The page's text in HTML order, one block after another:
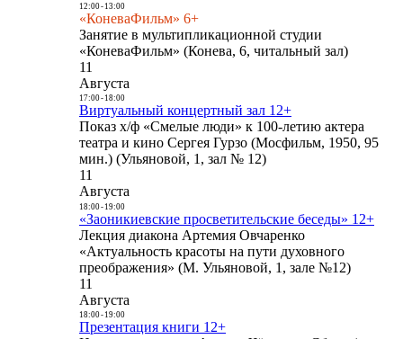
12:00- 13:00
«КоневаФильм» 6+
Занятие в мультипликационной студии
«КоневаФильм» (Конева, 6, читальный зал)
11
Августа
17:00- 18:00
Виртуальный концертный зал 12+
Показ х/ф «Смелые люди» к 100-летию актера
театра и кино Сергея Гурзо (Мосфильм, 1950, 95
мин.) (Ульяновой, 1, зал № 12)
11
Августа
18:00- 19:00
«Заоникиевские просветительские беседы» 12+
Лекция диакона Артемия Овчаренко
«Актуальность красоты на пути духовного
преображения» (М. Ульяновой, 1, зале №12)
11
Августа
18:00- 19:00
Презентация книги 12+